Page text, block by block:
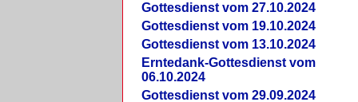
Gottesdienst vom 27.10.2024
Gottesdienst vom 19.10.2024
Gottesdienst vom 13.10.2024
Erntedank-Gottesdienst vom
06.10.2024
Gottesdienst vom 29.09.2024